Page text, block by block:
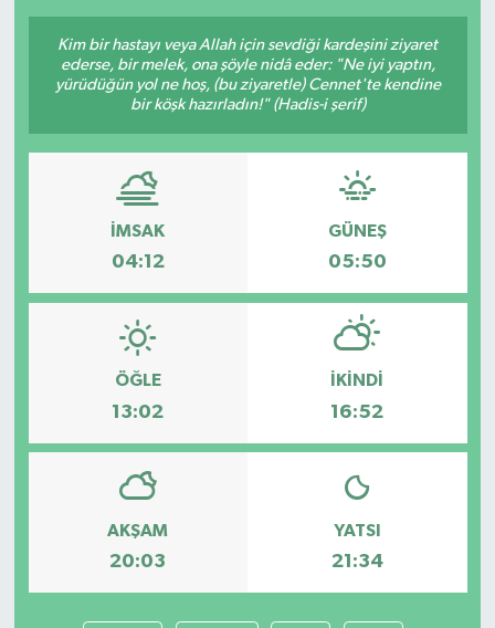
Kim bir hastayı veya Allah için sevdiği kardeşini ziyaret
ederse, bir melek, ona şöyle nidâ eder: "Ne iyi yaptın,
yürüdüğün yol ne hoş, (bu ziyaretle) Cennet'te kendine
bir köşk hazırladın!" (Hadis-i şerif)
İMSAK
04:12
GÜNEŞ
05:50
ÖĞLE
13:02
İKINDI
16:52
AKŞAM
20:03
YATSI
21:34